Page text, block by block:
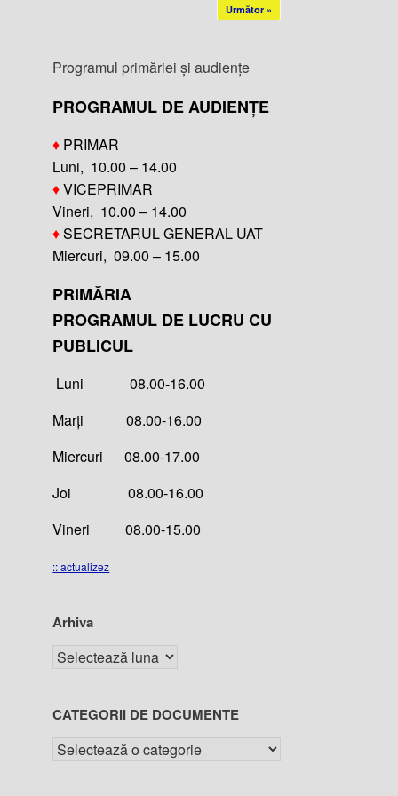
Următor »
Programul primăriei și audiențe
PROGRAMUL DE AUDIENȚE
♦ PRIMAR
Luni, 10.00 – 14.00
♦VICEPRIMAR
Vineri, 10.00 – 14.00
♦SECRETARUL GENERAL UAT
Miercuri, 09.00 – 15.00
PRIMĂRIA
PROGRAMUL DE LUCRU CU
PUBLICUL
Luni 08.00-16.00
Marți 08.00-16.00
Miercuri 08.00-17.00
Joi 08.00-16.00
Vineri 08.00-15.00
:: actualizez
Arhiva
CATEGORII DE DOCUMENTE